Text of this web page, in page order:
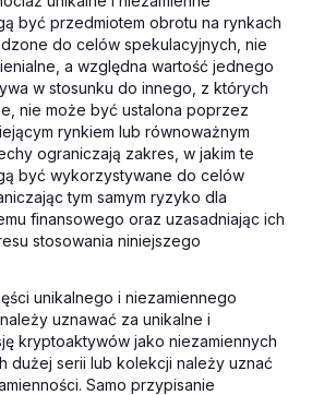
być przedmiotem obrotu na rynkach
do celów spekulacyjnych, nie
a względna wartość jednego
w stosunku do innego, z których
nie może być ustalona poprzez
rynkiem lub równoważnym
ograniczają zakres, w jakim te
być wykorzystywane do celów
tym samym ryzyko dla
finansowego oraz uzasadniając ich
stosowania niniejszego
unikalnego i niezamiennego
uznawać za unikalne i
kryptoaktywów jako niezamiennych
dużej serii lub kolekcji należy uznać
Samo przypisanie